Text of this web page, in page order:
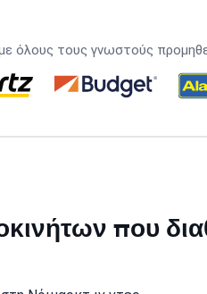
όλους τους γνωστούς
που